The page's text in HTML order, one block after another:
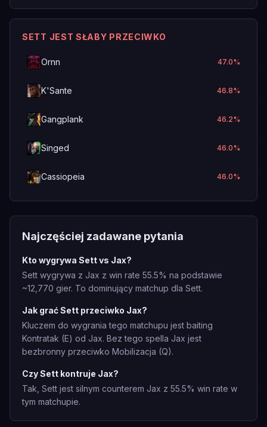
SETT JEST SŁABY PRZECIWKO
Ornn 47.0%
K'Sante 46.8%
Gangplank 46.2%
Singed 46.0%
Cassiopeia 46.0%
Najczęściej zadawane pytania
Kto wygrywa Sett vs Jax?
Sett wygrywa z Jax z win rate 55.5% na podstawie
~12,770 gier. To dominujący matchup dla Sett.
Jak grać Sett przeciwko Jax?
Kluczem do wygrania tego matchupu jest baiting
Kontratak (E) od Jax. Bez tego spella Jax jest
bezbronny przeciwko Mobilizacja (Q).
Czy Sett kontruje Jax?
Tak, Sett jest silnym counterem Jax z 55.5% win rate w
tym matchupie.